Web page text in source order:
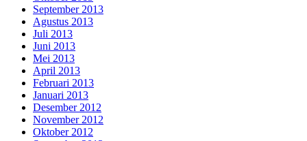
September 2013
Agustus 2013
Juli 2013
Juni 2013
Mei 2013
April 2013
Februari 2013
Januari 2013
Desember 2012
November 2012
Oktober 2012